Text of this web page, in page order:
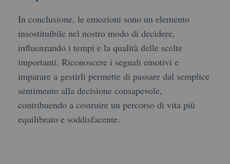
In conclusione, le emozioni sono un elemento
insostituibile nel nostro modo di decidere,
influenzando i tempi e la qualità delle scelte
importanti. Riconoscere i segnali emotivi e
imparare a gestirli permette di passare dal semplice
sentimento alla decisione consapevole,
contribuendo a costruire un percorso di vita più
equilibrato e soddisfacente.